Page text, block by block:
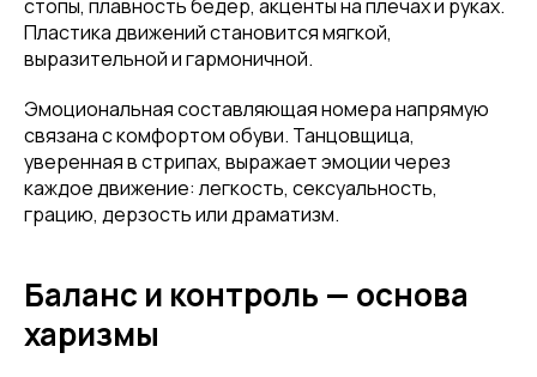
стопы, плавность бедер, акценты на плечах и руках.
Пластика движений становится мягкой,
выразительной и гармоничной.
Эмоциональная составляющая номера напрямую
связана с комфортом обуви. Танцовщица,
уверенная в стрипах, выражает эмоции через
каждое движение: легкость, сексуальность,
грацию, дерзость или драматизм.
Баланс и контроль — основа
харизмы